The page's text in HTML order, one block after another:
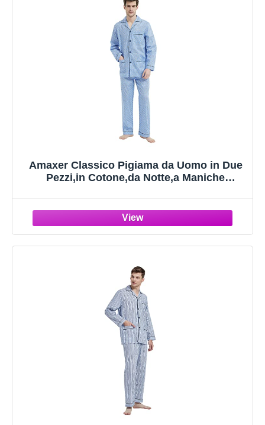
Amaxer Classico Pigiama da Uomo in Due
Pezzi,in Cotone,da Notte,a Maniche